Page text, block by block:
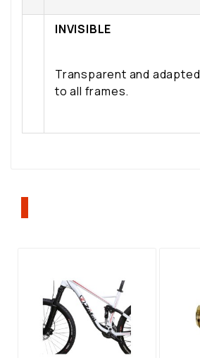
INVISIBLE
Transparent and adapted
to all frames.